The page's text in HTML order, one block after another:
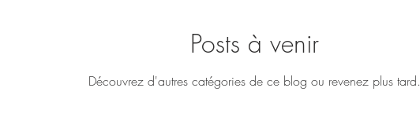
Posts à venir
Découvrez d'autres catégories de ce blog ou revenez plus tard.